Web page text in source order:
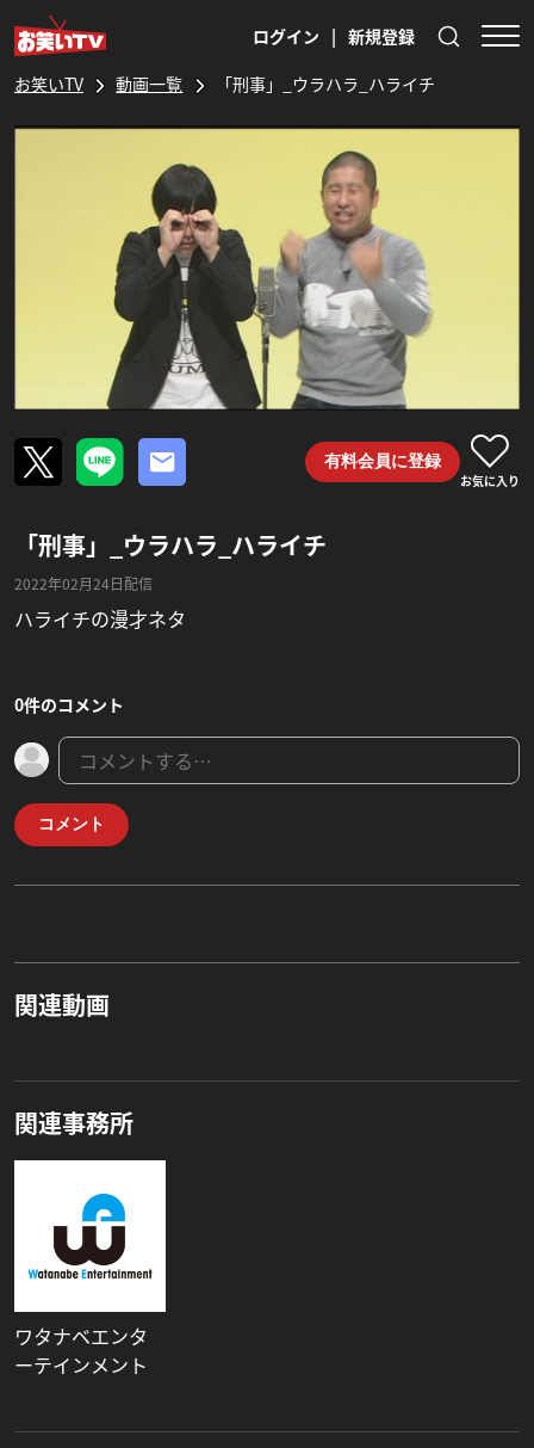
ログイン | 新規登録
お笑いTV 動画一覧 「刑事」_ウラハラ_ハライチ
有料会員に登録
お気に入り
「刑事」_ウラハラ_ハライチ
2022年02月24日配信
ハライチの漫才ネタ
0件のコメント
コメント
関連動画
関連事務所
ワタナベエンタ
ーテインメント